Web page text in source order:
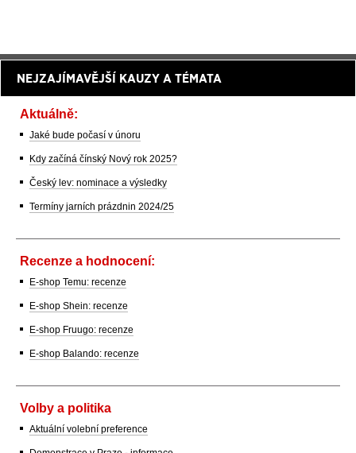
NEJZAJÍMAVĚJŠÍ KAUZY A TÉMATA
Aktuálně:
Jaké bude počasí v únoru
Kdy začíná čínský Nový rok 2025?
Český lev: nominace a výsledky
Termíny jarních prázdnin 2024/25
Recenze a hodnocení:
E-shop Temu: recenze
E-shop Shein: recenze
E-shop Fruugo: recenze
E-shop Balando: recenze
Volby a politika
Aktuální volební preference